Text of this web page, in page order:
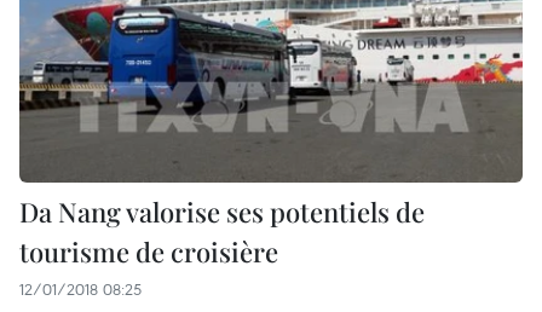
Da Nang valorise ses potentiels de
tourisme de croisière
12/01/2018 08:25